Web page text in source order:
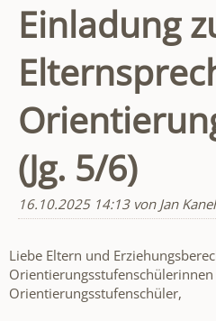
Einladung
(Jg. 5/6)
16.10.2025 14:13von Jan
Liebe Eltern und
Orientierungsstufenschüler,